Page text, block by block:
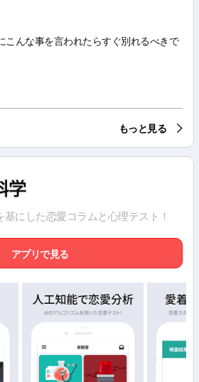
こんな事を言われたらすぐ別れるべきで
もっと見る
にした恋愛コラムと心理テスト！
アプリで見る